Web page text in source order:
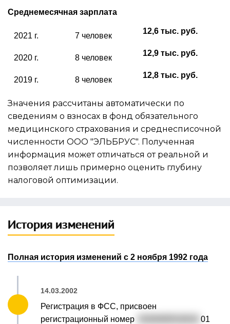
Среднемесячная зарплата
2021 г. 7 человек
12,6 тыс. руб.
2020 г. 8 человек
12,9 тыс. руб.
2019 г. 8 человек
12,8 тыс. руб.
Значения рассчитаны автоматически по
сведениям о взносах в фонд обязательного
медицинского страхования и среднесписочной
численности ООО "ЭЛЬБРУС". Полученная
информация может отличаться от реальной и
позволяет лишь примерно оценить глубину
налоговой оптимизации.
История изменений
Полная история изменений с 2 ноября 1992 года
14.03.2002
Регистрация в ФСС, присвоен
регистрационный номер
01